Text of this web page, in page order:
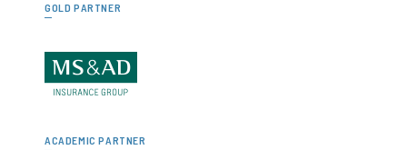
GOLD PARTNER
ACADEMIC PARTNER